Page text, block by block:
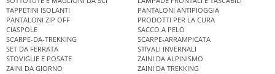
TAPPETINI ISOLANTI
PANTALONI ANTIPIOGGIA
PANTALONI ZIP OFF
PRODOTTI PER LA CURA
CIASPOLE
SACCO A PELO
SCARPE-DA-TREKKING
SCARPE-ARRAMPICATA
SET DA FERRATA
STIVALI INVERNALI
STOVIGLIE E POSATE
ZAINI DA ALPINISMO
ZAINI DA GIORNO
ZAINI DA TREKKING